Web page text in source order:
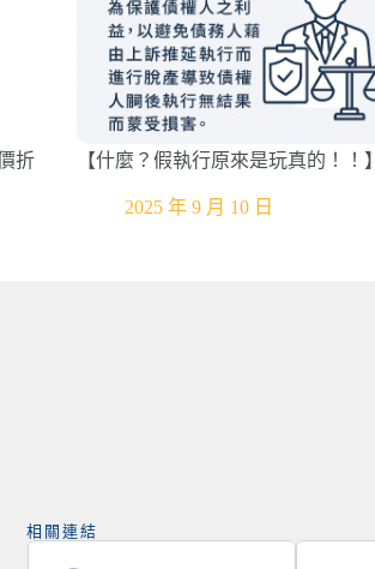
折
【什麼？假執行原來是玩真的！！】
2025 年 9 月 10 日
相關連結